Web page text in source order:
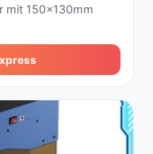
mit 150x130mm